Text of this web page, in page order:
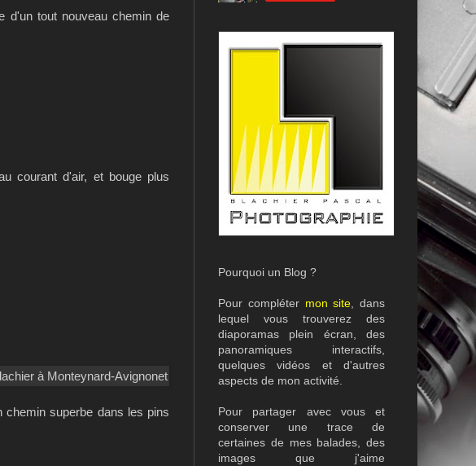
d'un tout nouveau chemin de
courant d'air, et bouge plus
superbe dans les pins
Pourquoi un Blog ?
Pour compléter mon site , dans
lequel vous trouverez des
diaporamas plein écran, des
panoramiques interactifs,
quelques vidéos et d'autres
aspects de mon activité.
Pour partager avec vous et
conserver une trace de
certaines de mes balades, des
images que j'aime